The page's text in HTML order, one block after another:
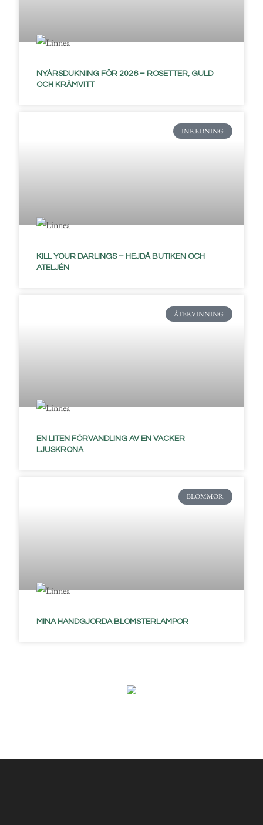
NYÅRSDUKNING FÖR 2026 – ROSETTER, GULD
OCH KRÄMVITT
INREDNING
KILL YOUR DARLINGS – HEJDÅ BUTIKEN OCH
ATELJÉN
ÅTERVINNING
EN LITEN FÖRVANDLING AV EN VACKER
LJUSKRONA
BLOMMOR
MINA HANDGJORDA BLOMSTERLAMPOR